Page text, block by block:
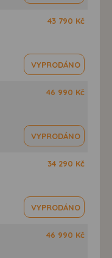
43 790 Kč
VYPRODÁNO
46 990 Kč
VYPRODÁNO
34 290 Kč
VYPRODÁNO
46 990 Kč